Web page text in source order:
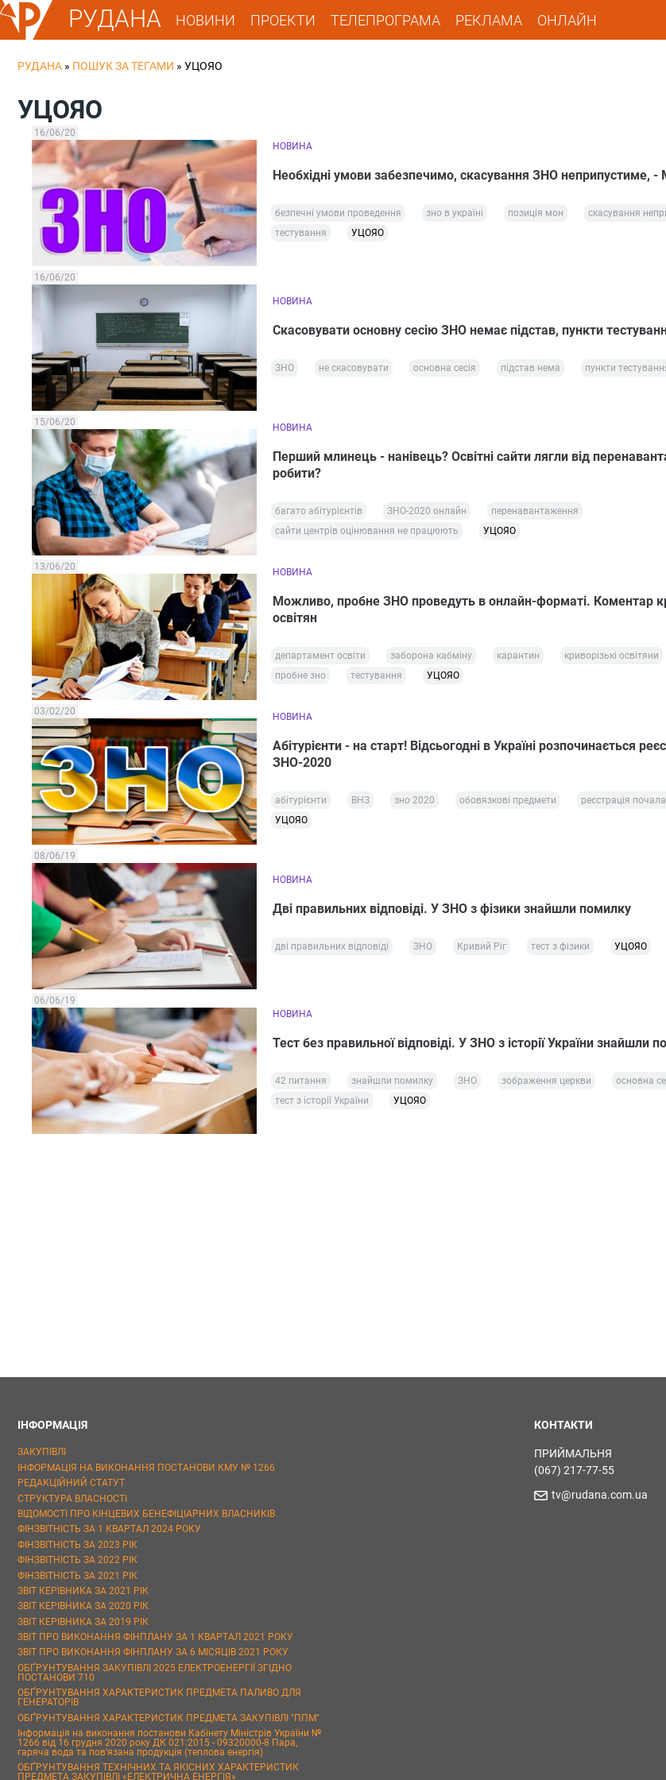
РУДАНА НОВИНИ ПРОЕКТИ ТЕЛЕПРОГРАМА РЕКЛАМА ОНЛАЙН
РУДАНА » ПОШУК ЗА ТЕГАМИ » УЦОЯО
УЦОЯО
16/06/20
НОВИНА
Необхідні умови забезпечимо, скасування ЗНО неприпустиме, -
безпечні умови проведення зно в україні позиція мон
скасування
тестування
УЦОЯО
16/06/20
НОВИНА
Скасовувати основну сесію ЗНО немає підстав, пункти
ЗНО не скасовувати основна сесія підстав нема пункти
15/06/20 НОВИНА
Перший млинець - нанівець? Освітні сайти лягли від
робити?
багато абітурієнтів ЗНО-2020 онлайн
перенавантаження
сайти центрів оцінювання не працюють
УЦОЯО
13/06/20 НОВИНА
Можливо, пробне ЗНО проведуть в онлайн-форматі. Коментар
освітян
департамент освіти заборона кабміну карантин криворізькі освітяни
пробне зно
тестування УЦОЯО
03/02/20 НОВИНА
Абітурієнти - на старт! Відсьогодні в Україні розпочинається
ЗНО-2020
абітурієнти ВНЗ зно 2020 обовязкові предмети реєстрація
УЦОЯО
08/06/19
НОВИНА
Дві правильних відповіді. У ЗНО з фізики знайшли помилку
дві правильних відповіді ЗНО Кривий Ріг тест з фізики УЦОЯО
06/06/19
НОВИНА
Тест без правильної відповіді. У ЗНО з історії України знайшли
42 питання знайшли помилку ЗНО зображення церкви
основна
тест з історії України
УЦОЯО
ІНФОРМАЦІЯ
ЗАКУПІВЛІ
ІНФОРМАЦІЯ НА ВИКОНАННЯ ПОСТАНОВИ КМУ № 1266
РЕДАКЦІЙНИЙ СТАТУТ
СТРУКТУРА ВЛАСНОСТІ
ВІДОМОСТІ ПРО КІНЦЕВИХ БЕНЕФІЦІАРНИХ ВЛАСНИКІВ
ФІНЗВІТНІСТЬ ЗА 1 КВАРТАЛ 2024 РОКУ
ФІНЗВІТНІСТЬ ЗА 2023 РІК
ФІНЗВІТНІСТЬ ЗА 2022 РІК
ФІНЗВІТНІСТЬ ЗА 2021 РІК
ЗВІТ КЕРІВНИКА ЗА 2021 РІК
ЗВІТ КЕРІВНИКА ЗА 2020 РІК
ЗВІТ КЕРІВНИКА ЗА 2019 РІК
ЗВІТ ПРО ВИКОНАННЯ ФІНПЛАНУ ЗА 1 КВАРТАЛ 2021 РОКУ
ЗВІТ ПРО ВИКОНАННЯ ФІНПЛАНУ ЗА 6 МІСЯЦІВ 2021 РОКУ
ОБҐРУНТУВАННЯ ЗАКУПІВЛІ 2025 ЕЛЕКТРОЕНЕРГІЇ ЗГІДНО
ПОСТАНОВИ 710
ОБҐРУНТУВАННЯ ХАРАКТЕРИСТИК ПРЕДМЕТА ПАЛИВО ДЛЯ
ГЕНЕРАТОРІВ
ОБҐРУНТУВАННЯ ХАРАКТЕРИСТИК ПРЕДМЕТА ЗАКУПІВЛІ "ППМ"
Інформація на виконання постанови Кабінету Міністрів України №
1266 від 16 грудня 2020 року ДК 021:2015 - 09320000-8 Пара,
гаряча вода та пов’язана продукція (теплова енергія)
ОБҐРУНТУВАННЯ ТЕХНІЧНИХ ТА ЯКІСНИХ ХАРАКТЕРИСТИК
ПРЕДМЕТА ЗАКУПІВЛІ «ЕЛЕКТРИЧНА ЕНЕРГІЯ»
КОНТАКТИ
ПРИЙМАЛЬНЯ
(067) 217-77-55
tv@rudana.com.ua